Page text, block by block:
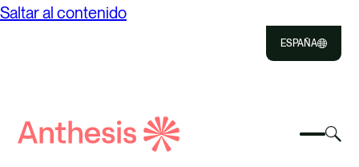
Saltar al contenido
ESPAÑA
Búsqueda